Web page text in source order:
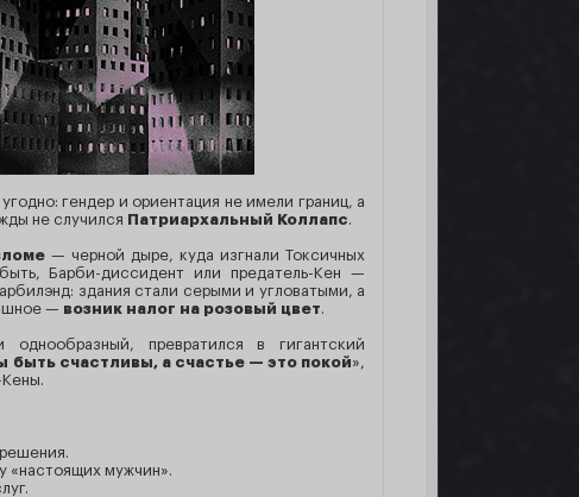
гендер и ориентация не имели границ, а
не случился Патриархальный Коллапс.
— черной дыре, куда изгнали Токсичных
Барби-диссидент или предатель-Кен —
здания стали серыми и угловатыми, а
— возник налог на розовый цвет.
превратился в гигантский
счастливы, а счастье — это покой»,
Кены.
«настоящих мужчин».